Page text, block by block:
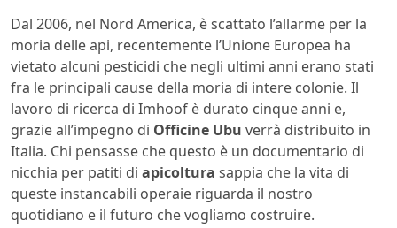
Dal 2006, nel Nord America, è scattato l’allarme per la
moria delle api, recentemente l’Unione Europea ha
vietato alcuni pesticidi che negli ultimi anni erano stati
fra le principali cause della moria di intere colonie. Il
lavoro di ricerca di Imhoof è durato cinque anni e,
grazie all’impegno di Officine Ubu verrà distribuito in
Italia. Chi pensasse che questo è un documentario di
nicchia per patiti di apicoltura sappia che la vita di
queste instancabili operaie riguarda il nostro
quotidiano e il futuro che vogliamo costruire.